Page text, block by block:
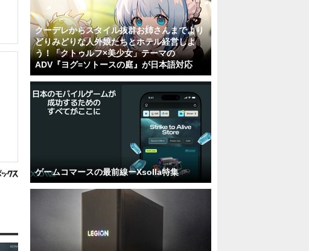
クーデレからスタイル抜群お姉さんまでより
どりみどりな人外娘たちとホテル経営しよ
う！「クトゥルフ×美少女」テーマの
ADV『ヨグ=ソトースの庭』が日本語対応
ゲームコマースの最前線ーXsolla特集